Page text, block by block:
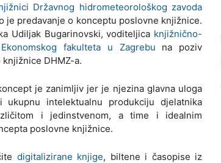
Državnog hidrometeorološkog zavoda
je predavanje o konceptu poslovne knjižnice.
Udiljak Bugarinovski, voditeljica knjižnično-
fakulteta u Zagrebu na poziv
DHMZ-a.
je zanimljiv jer je njezina glavna uloga
intelektualnu produkciju djelatnika
i jedinstvenom, a time i idealnim
poslovne knjižnice.
digitalizirane knjige, biltene i časopise iz